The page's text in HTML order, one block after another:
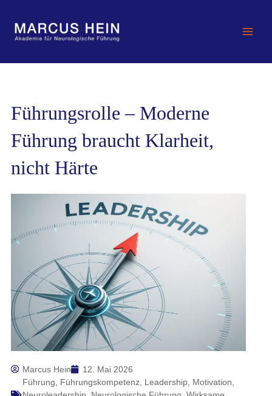
springen
Führungsrolle – Moderne
Führung braucht Klarheit,
nicht Härte
Marcus Hein
12. Mai 2026
Führung
Führungskompetenz, Leadership, Motivation